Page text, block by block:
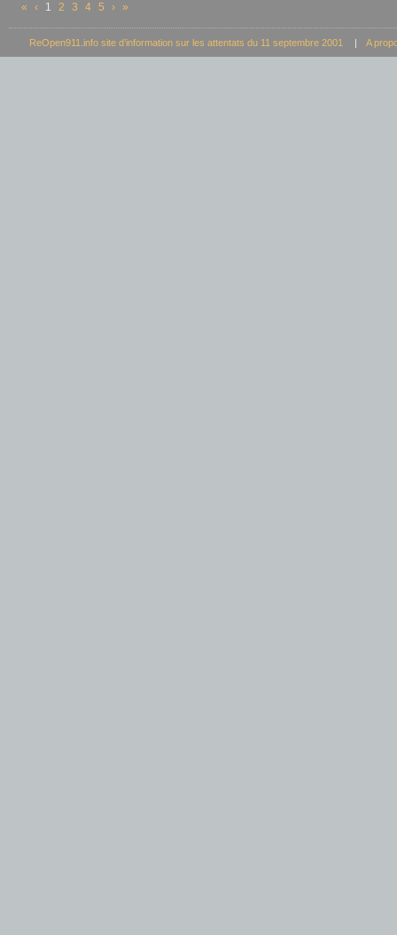
«
‹ 1 2 3 4 5 › »
ReOpen911.info site d’information sur les attentats du 11 septembre 2001 | A